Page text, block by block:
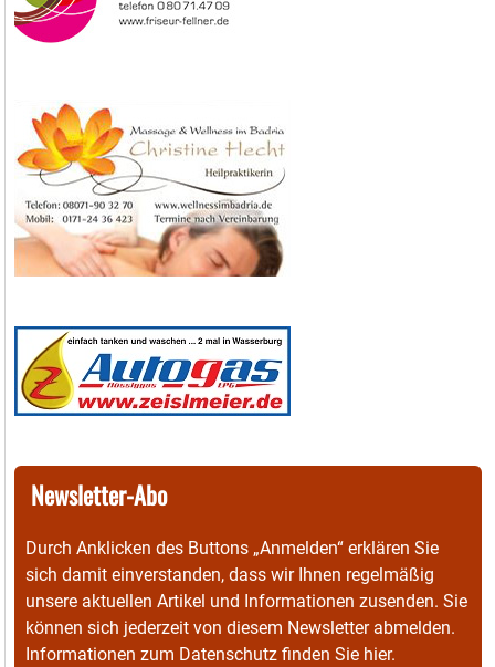
Newsletter-Abo
Durch Anklicken des Buttons „Anmelden“ erklären Sie
sich damit einverstanden, dass wir Ihnen regelmäßig
unsere aktuellen Artikel und Informationen zusenden. Sie
können sich jederzeit von diesem Newsletter abmelden.
Informationen zum Datenschutz finden Sie hier.